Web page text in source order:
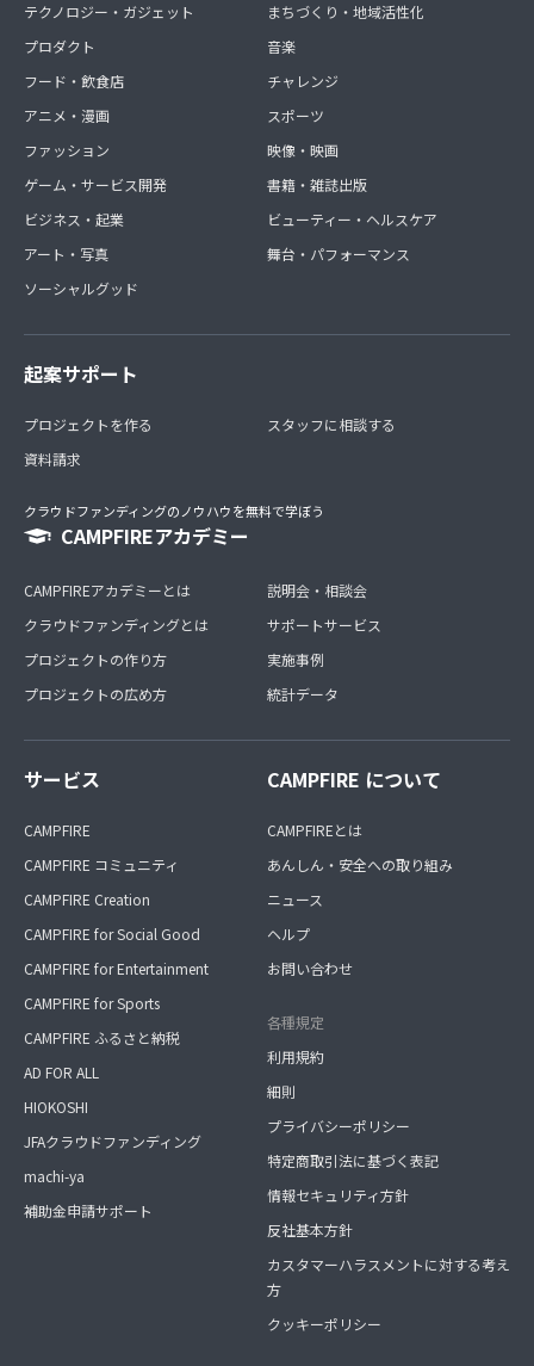
テクノロジー・ガジェット
プロダクト
フード・飲食店
アニメ・漫画
ファッション
ゲーム・サービス開発
ビジネス・起業
アート・写真
ソーシャルグッド
まちづくり・地域活性化
音楽
チャレンジ
スポーツ
映像・映画
書籍・雑誌出版
ビューティー・ヘルスケア
舞台・パフォーマンス
起案サポート
プロジェクトを作る
資料請求
スタッフに相談する
クラウドファンディングのノウハウを無料で学ぼう
CAMPFIREアカデミー
CAMPFIREアカデミーとは
クラウドファンディングとは
プロジェクトの作り方
プロジェクトの広め方
説明会・相談会
サポートサービス
実施事例
統計データ
サービス
CAMPFIRE
CAMPFIRE コミュニティ
CAMPFIRE Creation
CAMPFIRE for Social Good
CAMPFIRE for Entertainment
CAMPFIRE for Sports
CAMPFIRE ふるさと納税
AD FOR ALL
HIOKOSHI
JFAクラウドファンディング
machi-ya
補助金申請サポート
CAMPFIRE について
CAMPFIREとは
あんしん・安全への取り組み
ニュース
ヘルプ
お問い合わせ
各種規定
利用規約
細則
プライバシーポリシー
特定商取引法に基づく表記
情報セキュリティ方針
反社基本方針
カスタマーハラスメントに対する考え
方
クッキーポリシー